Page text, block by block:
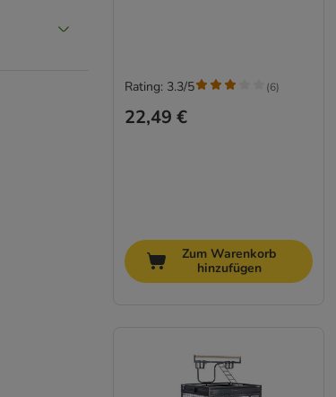
22,49 €
Rating: 3.3/5 (6)
Zum Warenkorb
hinzufügen